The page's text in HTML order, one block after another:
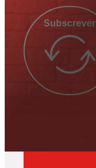
Subscrever